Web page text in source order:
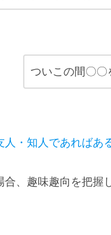
ついこの間〇
・知人であればあ
、趣味趣向を把握